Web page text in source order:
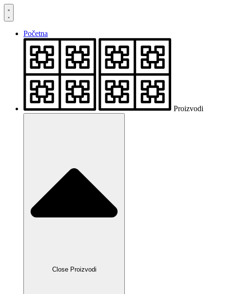
Skočite
na
Početna
Proizvodi
Close Proizvodi